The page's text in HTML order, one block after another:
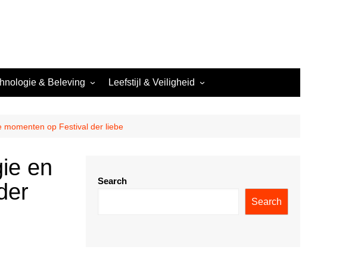
& Beleving
& Evenementen
Leefstijl & Veiligheid
Veiligheid in het Nachtleven
momenten op Festival der liebe
en
Search
Search